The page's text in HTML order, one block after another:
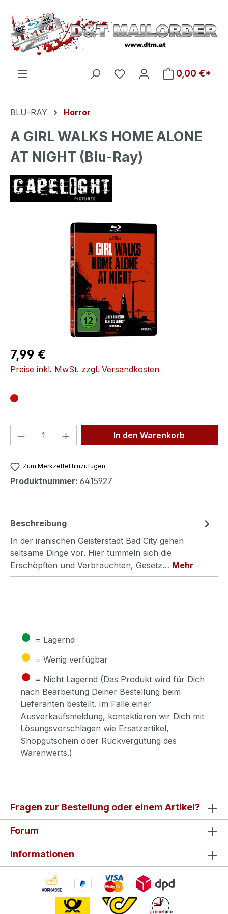
Zum Hauptinhalt springen
Du hast 0 Produkte auf
0,00 €*
BLU-RAY Horror
A GIRL WALKS HOME ALONE
AT NIGHT (Blu-Ray)
Bildergalerie überspringen
Regulärer Preis:
7,99 €
Preise inkl. MwSt. zzgl. Versandkosten
Produkt Anzahl: Gib denIn den Warenkorb
Zum Merkzettel hinzufügen
Produktnummer: 6415927
Beschreibung
In der iranischen Geisterstadt Bad City gehen
seltsame Dinge vor. Hier tummeln sich die
Erschöpften und Verbrauchten, Gesetz… Mehr
● = Lagernd
● = Wenig verfügbar
● = Nicht Lagernd (Das Produkt wird für Dich
nach Bearbeitung Deiner Bestellung beim
Lieferanten bestellt. Im Falle einer
Ausverkaufsmeldung, kontaktieren wir Dich mit
Lösungsvorschlägen wie Ersatzartikel,
Shopgutschein oder Rückvergütung des
Warenwerts.)
Fragen zur Bestellung oder einem Artikel?
Forum
Informationen